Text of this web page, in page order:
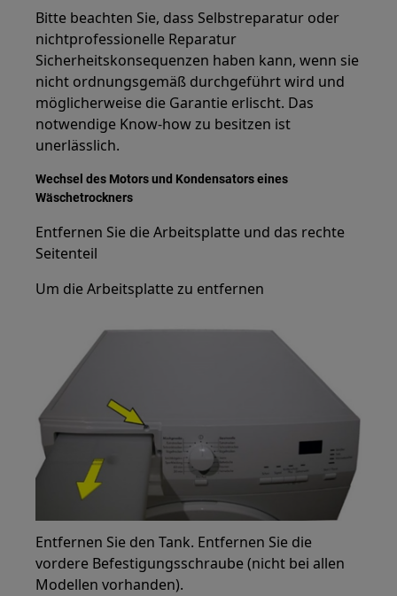
Bitte beachten Sie, dass Selbstreparatur oder
nichtprofessionelle Reparatur
Sicherheitskonsequenzen haben kann, wenn sie
nicht ordnungsgemäß durchgeführt wird und
möglicherweise die Garantie erlischt. Das
notwendige Know-how zu besitzen ist
unerlässlich.
Wechsel des Motors und Kondensators eines
Wäschetrockners
Entfernen Sie die Arbeitsplatte und das rechte
Seitenteil
Um die Arbeitsplatte zu entfernen
Entfernen Sie den Tank. Entfernen Sie die
vordere Befestigungsschraube (nicht bei allen
Modellen vorhanden).